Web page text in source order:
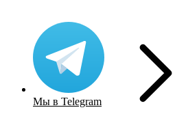
Мы в Telegram